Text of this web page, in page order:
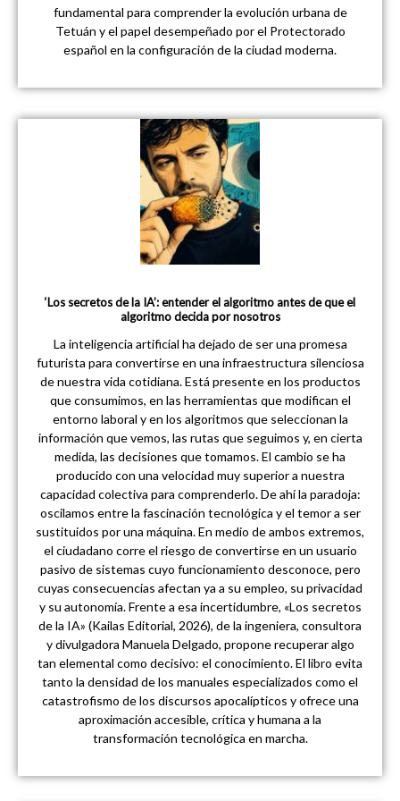
fundamental para comprender la evolución urbana de
Tetuán y el papel desempeñado por el Protectorado
español en la configuración de la ciudad moderna.
‘Los secretos de la IA’: entender el algoritmo antes de que el
algoritmo decida por nosotros
La inteligencia artificial ha dejado de ser una promesa
futurista para convertirse en una infraestructura silenciosa
de nuestra vida cotidiana. Está presente en los productos
que consumimos, en las herramientas que modifican el
entorno laboral y en los algoritmos que seleccionan la
información que vemos, las rutas que seguimos y, en cierta
medida, las decisiones que tomamos. El cambio se ha
producido con una velocidad muy superior a nuestra
capacidad colectiva para comprenderlo. De ahí la paradoja:
oscilamos entre la fascinación tecnológica y el temor a ser
sustituidos por una máquina. En medio de ambos extremos,
el ciudadano corre el riesgo de convertirse en un usuario
pasivo de sistemas cuyo funcionamiento desconoce, pero
cuyas consecuencias afectan ya a su empleo, su privacidad
y su autonomía. Frente a esa incertidumbre, «Los secretos
de la IA» (Kailas Editorial, 2026), de la ingeniera, consultora
y divulgadora Manuela Delgado, propone recuperar algo
tan elemental como decisivo: el conocimiento. El libro evita
tanto la densidad de los manuales especializados como el
catastrofismo de los discursos apocalípticos y ofrece una
aproximación accesible, crítica y humana a la
transformación tecnológica en marcha.